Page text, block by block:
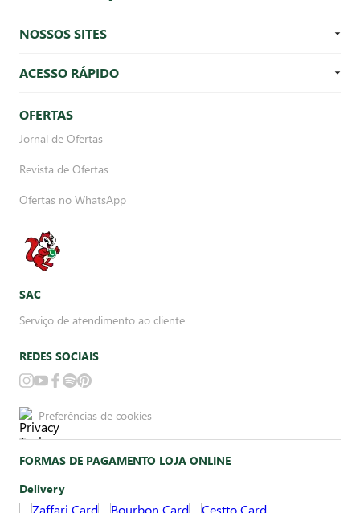
NOSSOS SITES
ACESSO RÁPIDO
OFERTAS
Jornal de Ofertas
Revista de Ofertas
Ofertas no WhatsApp
SAC
Serviço de atendimento ao cliente
REDES SOCIAIS
Preferências de cookies
FORMAS DE PAGAMENTO LOJA ONLINE
Delivery